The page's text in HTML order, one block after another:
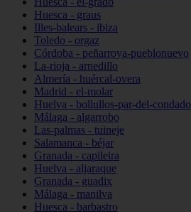
Huesca - graus
Illes-balears - ibiza
Toledo - orgaz
Córdoba - peñarroya-pueblonuevo
La-rioja - arnedillo
Almería - huércal-overa
Madrid - el-molar
Huelva - bollullos-par-del-condado
Málaga - algarrobo
Las-palmas - tuineje
Salamanca - béjar
Granada - capileira
Huelva - aljaraque
Granada - guadix
Málaga - manilva
Huesca - barbastro